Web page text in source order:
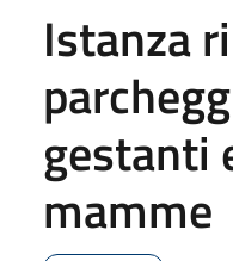
Istanza
gestanti
mamme